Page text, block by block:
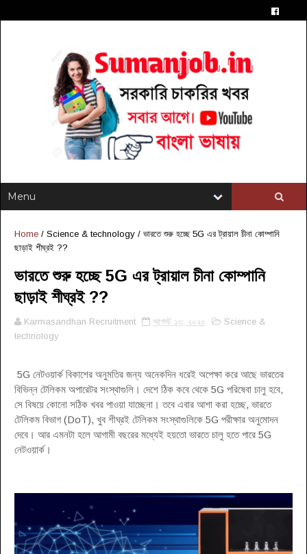
Home / Science & technology / ভারতে শুরু হচ্ছে 5G এর ট্রায়াল চীনা কোম্পানি
ছাড়াই শীঘ্রই ??
ভারতে শুরু হচ্ছে 5G এর ট্রায়াল চীনা কোম্পানি
ছাড়াই শীঘ্রই ??
Karmasandhan Recruitment আগস্ট ১৩, ২০২০
Science &
technology
5G নেটওয়ার্ক বিকাশের অনুমতির জন্য অনেকদিন ধরেই অপেক্ষা করে আছে ভারতের
বিভিন্ন টেলিকম অপারেটর সংস্থাগুলি। দেশে ঠিক কবে থেকে 5G পরিষেবা চালু হবে,
সে বিষয়ে কোনো সঠিক খবর পাওয়া যাচ্ছেনা। তবে এবার আশা করা হচ্ছে, ভারতে
টেলিকম বিভাগ (DoT), খুব শীঘ্রই টেলিকম সংস্থাগুলিকে 5G পরীক্ষার অনুমোদন
দেবে। আর এমনটা হলে আগামী বছরের মধ্যেই হয়তো ভারতে চালু হতে পারে 5G
নেটওয়ার্ক।